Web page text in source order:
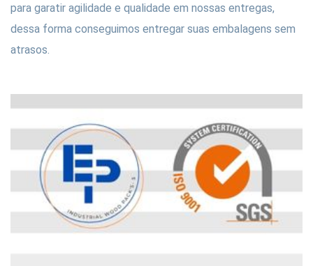
para garatir agilidade e qualidade em nossas entregas,
dessa forma conseguimos entregar suas embalagens sem
atrasos.